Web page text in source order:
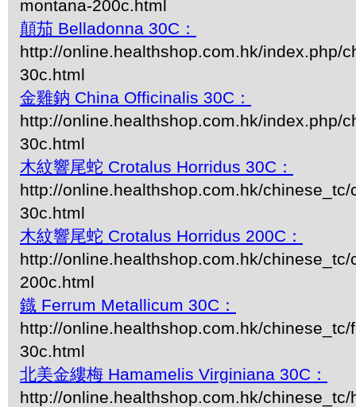
montana-200c.html
顛茄 Belladonna 30C：
http://online.healthshop.com.hk/index.php/
30c.html
金雞鈉 China Officinalis 30C：
http://online.healthshop.com.hk/index.php/
30c.html
木紋響尾蛇 Crotalus Horridus 30C：
http://online.healthshop.com.hk/
30c.html
木紋響尾蛇 Crotalus Horridus 200C：
http://online.healthshop.com.hk/
200c.html
鐡 Ferrum Metallicum 30C：
http://online.healthshop.com.hk/
30c.html
北美金縷梅 Hamamelis Virginiana 30C：
http://online.healthshop.com.hk/